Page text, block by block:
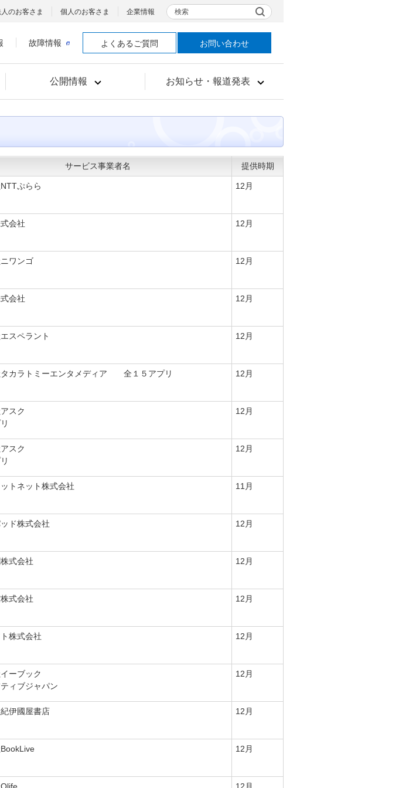
公開情報 お知らせ・報道発表
のお客さま 個人のお客さま 企業情報 検索
故障情報 よくあるご質問 お問い合わせ
サービス事業者名 提供時期
ぷらら 12月
会社 12月
ワンゴ 12月
会社 12月
スペラント 12月
タカラトミーエンタメディア 全１５アプリ 12月
スク
12月
スク
12月
トネット株式会社 11月
ド株式会社 12月
式会社 12月
式会社 12月
株式会社 12月
ーブック
ィブジャパン
12月
伊國屋書店 12月
12月